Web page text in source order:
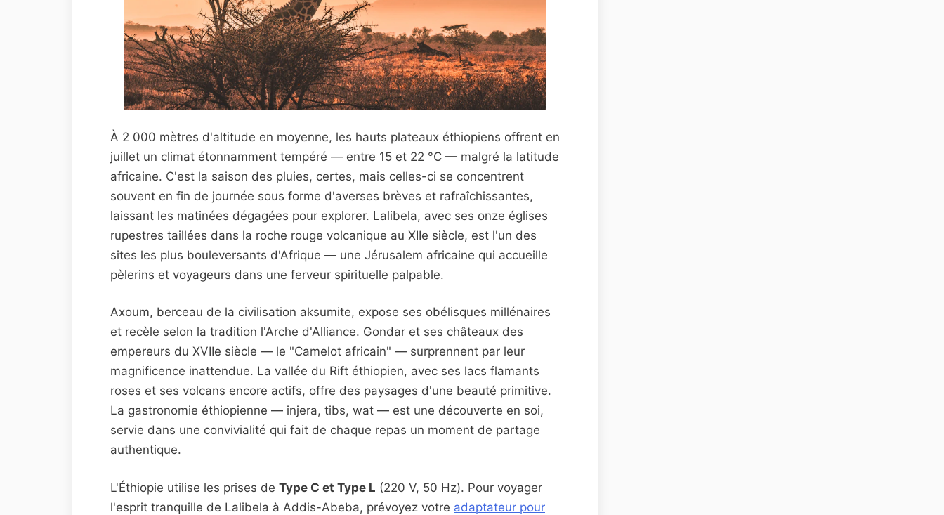
À 2 000 mètres d'altitude en moyenne, les hauts plateaux éthiopiens offrent en
juillet un climat étonnamment tempéré — entre 15 et 22 °C — malgré la latitude
africaine. C'est la saison des pluies, certes, mais celles-ci se concentrent
souvent en fin de journée sous forme d'averses brèves et rafraîchissantes,
laissant les matinées dégagées pour explorer. Lalibela, avec ses onze églises
rupestres taillées dans la roche rouge volcanique au XIIe siècle, est l'un des
sites les plus bouleversants d'Afrique — une Jérusalem africaine qui accueille
pèlerins et voyageurs dans une ferveur spirituelle palpable.
Axoum, berceau de la civilisation aksumite, expose ses obélisques millénaires
et recèle selon la tradition l'Arche d'Alliance. Gondar et ses châteaux des
empereurs du XVIIe siècle — le "Camelot africain" — surprennent par leur
magnificence inattendue. La vallée du Rift éthiopien, avec ses lacs flamants
roses et ses volcans encore actifs, offre des paysages d'une beauté primitive.
La gastronomie éthiopienne — injera, tibs, wat — est une découverte en soi,
servie dans une convivialité qui fait de chaque repas un moment de partage
authentique.
L'Éthiopie utilise les prises de Type C et Type L (220 V, 50 Hz). Pour voyager
l'esprit tranquille de Lalibela à Addis-Abeba, prévoyez votre adaptateur pour